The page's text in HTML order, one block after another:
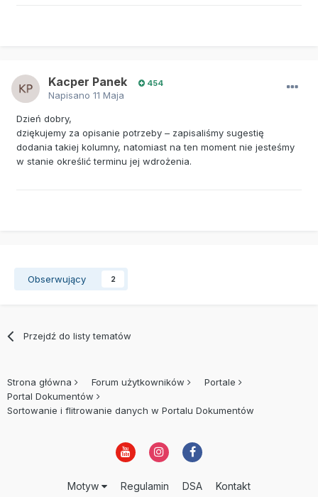
Kacper Panek 454
Napisano 11 Maja
Dzień dobry,
dziękujemy za opisanie potrzeby – zapisaliśmy sugestię
dodania takiej kolumny, natomiast na ten moment nie jesteśmy
w stanie określić terminu jej wdrożenia.
Obserwujący 2
Przejdź do listy tematów
Strona główna Forum użytkowników
Portale
Portal Dokumentów
Sortowanie i flitrowanie danych w Portalu Dokumentów
Motyw Regulamin DSA Kontakt